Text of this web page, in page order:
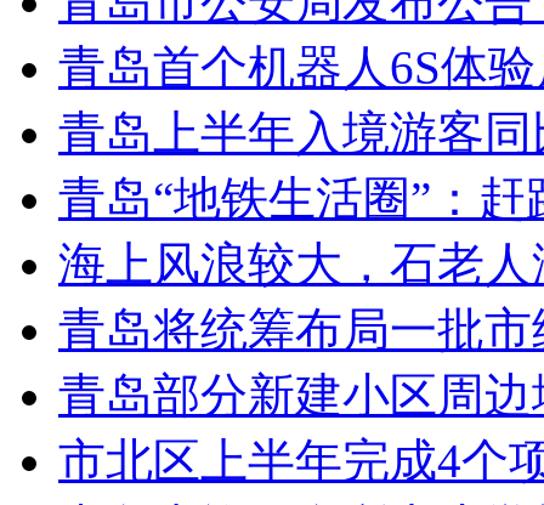
青岛首个机器人6S体
青岛上半年入境游客同
青岛“地铁生活圈”：赶
海上风浪较大，石老
青岛将统筹布局一批市
青岛部分新建小区周
市北区上半年完成4个